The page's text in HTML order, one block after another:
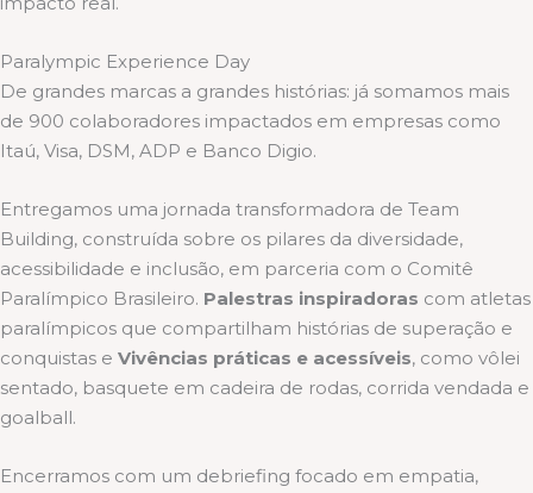
Paralympic Experience Day
De grandes marcas a grandes histórias: já somamos mais
de 900 colaboradores impactados em empresas como
Itaú, Visa, DSM, ADP e Banco Digio.
Entregamos uma jornada transformadora de Team
Building, construída sobre os pilares da diversidade,
acessibilidade e inclusão, em parceria com o Comitê
Paralímpico Brasileiro. Palestras inspiradoras com atletas
paralímpicos que compartilham histórias de superação e
conquistas e Vivências práticas e acessíveis, como vôlei
sentado, basquete em cadeira de rodas, corrida vendada e
goalball.
Encerramos com um debriefing focado em empatia,